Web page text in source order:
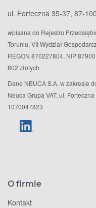
ul. Forteczna 35-37, 87-
wpisana do Rejestru
Toruniu, VII Wydział
REGON 870227804, NIP
802 złotych.
Dane NEUCA S.A. w zakresie
Neuca Grupa VAT, ul.
1070047823
O firmie
Kontakt